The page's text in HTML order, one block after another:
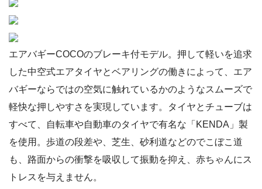
エアバギーCOCOのブレーキ付モデル。押して軽いを追求
した中空式エアタイヤとベアリングの働きによって、エア
バギーならではの空気に触れているかのようなスムーズで
軽快な押しやすさを実現しています。タイヤとチューブは
すべて、自転車や自動車のタイヤで有名な「KENDA」製
を使用。歩道の段差や、芝生、砂利道などのでこぼこ道
も、路面からの衝撃を吸収して振動を抑え、赤ちゃんにス
トレスを与えません。